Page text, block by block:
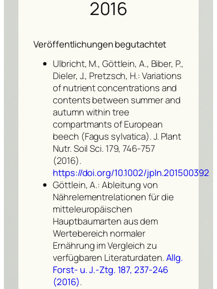
2016
Veröffentlichungen begutachtet
Ulbricht, M., Göttlein, A., Biber, P.,
Dieler, J., Pretzsch, H.: Variations
of nutrient concentrations and
contents between summer and
autumn within tree
compartmants of European
beech (Fagus sylvatica). J. Plant
Nutr. Soil Sci. 179, 746-757
(2016).
https://doi.org/10.1002/jpln.201500392
Göttlein, A.: Ableitung von
Nährelementrelationen für die
mitteleuropäischen
Hauptbaumarten aus dem
Wertebereich normaler
Ernährung im Vergleich zu
verfügbaren Literaturdaten.Allg.
Forst- u. J.-Ztg. 187, 237-246
(2016).